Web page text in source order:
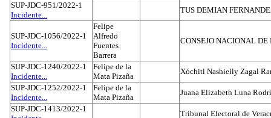
SUP-JDC-951/2022-1
Incidente...
TUS DEMIAN
SUP-JDC-1056/2022-1
Incidente...
Felipe
Alfredo
Fuentes
Barrera
CONSEJO NACIONAL
SUP-JDC-1240/2022-1
Incidente...
Felipe de la
Mata Pizaña
Xóchitl Nashielly Zagal
SUP-JDC-1252/2022-1
Incidente...
Felipe de la
Mata Pizaña
Juana Elizabeth Luna
SUP-JDC-1413/2022-1
Tribunal Electoral de